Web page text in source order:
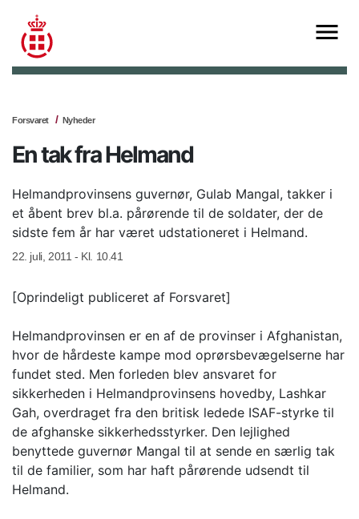
Forsvaret Nyheder
En tak fra Helmand
Helmandprovinsens guvernør, Gulab Mangal, takker i
et åbent brev bl.a. pårørende til de soldater, der de
sidste fem år har været udstationeret i Helmand.
22. juli, 2011 - Kl. 10.41
[Oprindeligt publiceret af Forsvaret]
Helmandprovinsen er en af de provinser i Afghanistan,
hvor de hårdeste kampe mod oprørsbevægelserne har
fundet sted. Men forleden blev ansvaret for
sikkerheden i Helmandprovinsens hovedby, Lashkar
Gah, overdraget fra den britisk ledede ISAF-styrke til
de afghanske sikkerhedsstyrker. Den lejlighed
benyttede guvernør Mangal til at sende en særlig tak
til de familier, som har haft pårørende udsendt til
Helmand.